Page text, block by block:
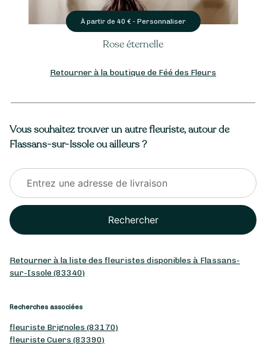
À partir de 40 € - Personnaliser
Rose éternelle
Retourner à la boutique de Féé des Fleurs
Vous souhaitez trouver un autre fleuriste, autour de
Flassans-sur-Issole ou ailleurs ?
Rechercher
Retourner à la liste des fleuristes disponibles à Flassans-
sur-Issole (83340)
Recherches associées
fleuriste Brignoles (83170)
fleuriste Cuers (83390)